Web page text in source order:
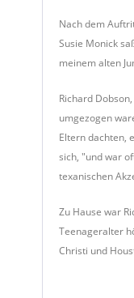
Nach dem
Susie Monick
meinem alten
Richard
umgezogen
Eltern dachten,
sich, "und war
texanischen
Zu Hause war
Teenageralter
Christi und